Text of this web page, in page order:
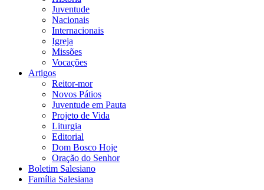
Juventude
Nacionais
Internacionais
Igreja
Missões
Vocações
Artigos
Reitor-mor
Novos Pátios
Juventude em Pauta
Projeto de Vida
Liturgia
Editorial
Dom Bosco Hoje
Oração do Senhor
Boletim Salesiano
Família Salesiana